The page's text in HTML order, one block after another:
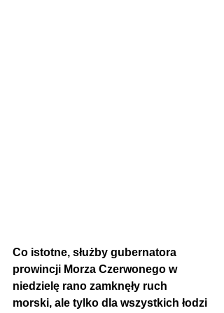
Co istotne, służby gubernatora
prowincji Morza Czerwonego w
niedzielę rano zamknęły ruch
morski, ale tylko dla wszystkich łodzi